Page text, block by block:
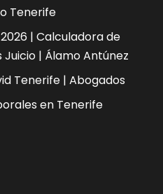
Tenerife
| Calculadora de
| Álamo Antúnez
Tenerife | Abogados
en Tenerife